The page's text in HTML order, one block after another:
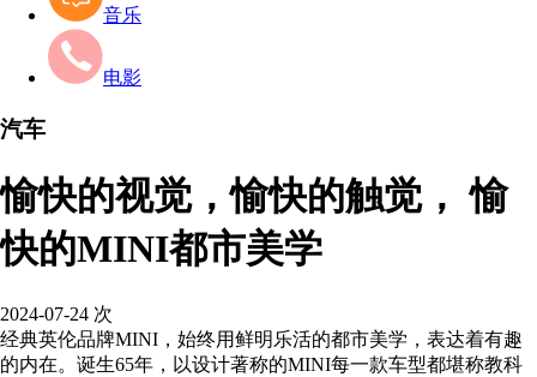
音乐
电影
汽车
愉快的视觉，愉快的触觉， 愉
快的MINI都市美学
2024-07-24 次
经典英伦品牌MINI，始终用鲜明乐活的都市美学，表达着有趣
的内在。诞生65年，以设计著称的MINI每一款车型都堪称教科